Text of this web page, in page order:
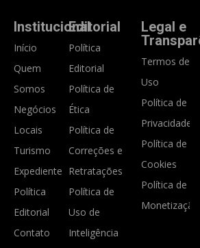
Institucional
Início
Quem
Somos
Negócios
Locais
Turismo
Expediente
Política
Editorial
Contato
Editorial
Política
Editorial
Política de
Ética
Política de
Correções e
Retratações
Política de
Uso de
Inteligência
Legal e
Termos de
Uso
Política de
Privacidade
Política de
Cookies
Política de
Monetização